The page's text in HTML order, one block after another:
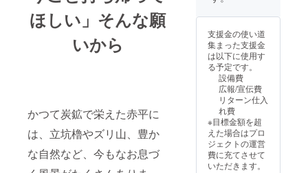
ほしい」そんな願
いから
かつて炭鉱で栄えた赤平に
は、立坑櫓やズリ山、豊か
な自然など、今もなお息づ
日光や高温多湿
を避けて保存し
てください。 ・
原材料及び添加
物等の食品表示
はお届け商品の
ラベルに表記さ
れます。商品開
封前には必ずお
届けのリターン
に貼付されたラ
ベルや注意書き
をご確認くださ
キー5枚入り45g
２袋とオリジナ
ルブレンドコー
ヒー使用のメレ
ンゲクッキー
コーヒー味8個入
り10g２袋のギ
フトセット） ・
名称 焼き菓子
・内容量
45g（エスプ
レッソコーヒー
クッキー）×2、
10g（メレンゲ
クッキーコー
支援金の使い道
集まった支援金
は以下に使用す
る予定です。
設備費
広報/宣伝費
リターン仕入
れ費
※目標金額を超
えた場合はプロ
ジェクトの運営
費に充てさせて
いただきます。